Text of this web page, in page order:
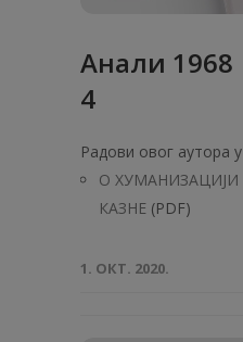
Анaли
4
Радови овог аутора
О
КАЗНЕ (PDF)
1. ОКТ. 2020.